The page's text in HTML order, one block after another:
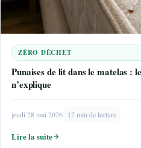
ZÉRO DÉCHET
Punaises de lit dans le matelas :
n’explique
jeudi 28 mai 2026 12 min de lecture
Lire la suite